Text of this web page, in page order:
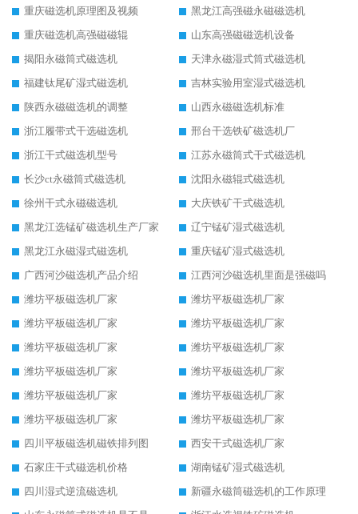
重庆磁选机原理图及视频
黑龙江高强磁永磁磁选机
重庆磁选机高强磁磁辊
山东高强磁磁选机设备
揭阳永磁筒式磁选机
天津永磁湿式筒式磁选机
福建钛尾矿湿式磁选机
吉林实验用室湿式磁选机
陕西永磁磁选机的调整
山西永磁磁选机标准
浙江履带式干选磁选机
邢台干选铁矿磁选机厂
浙江干式磁选机型号
江苏永磁筒式干式磁选机
长沙ct永磁筒式磁选机
沈阳永磁辊式磁选机
徐州干式永磁磁选机
大庆铁矿干式磁选机
黑龙江选锰矿磁选机生产厂家
辽宁锰矿湿式磁选机
黑龙江永磁湿式磁选机
重庆锰矿湿式磁选机
广西河沙磁选机产品介绍
江西河沙磁选机里面是强磁吗
潍坊平板磁选机厂家
潍坊平板磁选机厂家
潍坊平板磁选机厂家
潍坊平板磁选机厂家
潍坊平板磁选机厂家
潍坊平板磁选机厂家
潍坊平板磁选机厂家
潍坊平板磁选机厂家
潍坊平板磁选机厂家
潍坊平板磁选机厂家
潍坊平板磁选机厂家
潍坊平板磁选机厂家
四川平板磁选机磁铁排列图
西安干式磁选机厂家
石家庄干式磁选机价格
湖南锰矿湿式磁选机
四川湿式逆流磁选机
新疆永磁筒磁选机的工作原理